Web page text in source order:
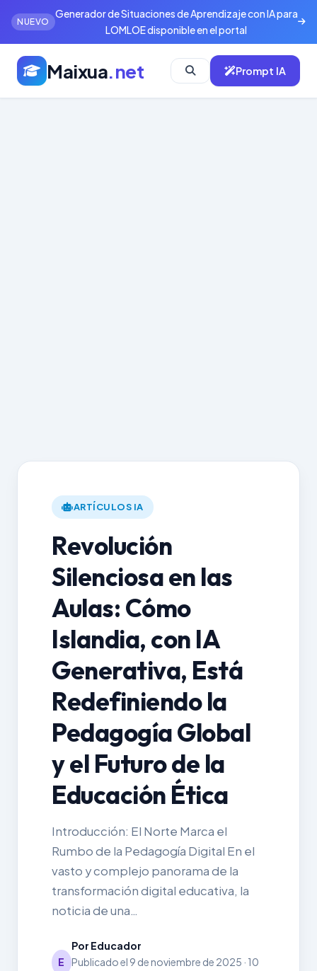
NUEVO
Generador de Situaciones de Aprendizaje con IA para
LOMLOE disponible en el portal
Maixua.net Prompt IA
ARTÍCULOS IA
Revolución
Silenciosa en las
Aulas: Cómo
Islandia, con IA
Generativa, Está
Redefiniendo la
Pedagogía Global
y el Futuro de la
Educación Ética
Introducción: El Norte Marca el
Rumbo de la Pedagogía Digital En el
vasto y complejo panorama de la
transformación digital educativa, la
noticia de una…
E
Por Educador
Publicado el 9 de noviembre de 2025 · 10